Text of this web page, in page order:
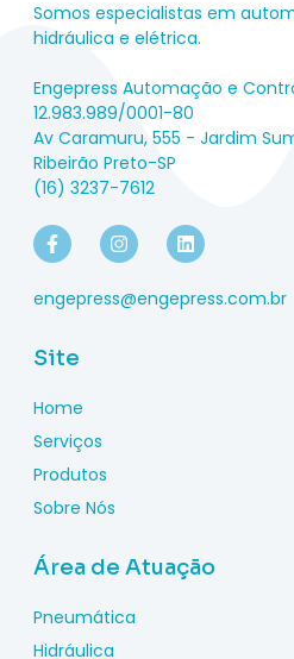
Somos especialistas em
hidráulica e elétrica.
Engepress Automação e
12.983.989/0001-80
Av Caramuru, 555 - Jardim
Ribeirão Preto-SP
(16) 3237-7612
engepress@engepress.com.br
Site
Home
Serviços
Produtos
Sobre Nós
Área de Atuação
Pneumática
Hidráulica